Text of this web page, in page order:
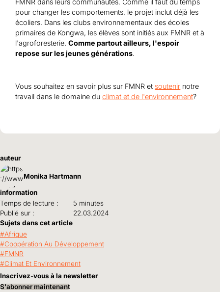
FMNR dans leurs communautés. Comme il faut du temps
pour changer les comportements, le projet inclut déjà les
écoliers. Dans les clubs environnementaux des écoles
primaires de Kongwa, les élèves sont initiés aux FMNR et à
l'agroforesterie.Comme partout ailleurs, l'espoir
repose sur les jeunes générations.
Vous souhaitez en savoir plus sur FMNR et soutenir notre
travail dans le domaine duclimat et de l'environnement?
auteur
Monika Hartmann
information
Temps de lecture :
5 minutes
Publié sur :
22.03.2024
Sujets dans cet article
Afrique
Coopération Au Développement
FMNR
Climat Et Environnement
Inscrivez-vous à la newsletter
S'abonner maintenant